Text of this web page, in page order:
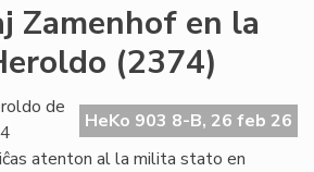
la
Zamenhof en la
(2374)
HeKo 903 8-B, 26 feb 26
de
atenton al la milita stato en